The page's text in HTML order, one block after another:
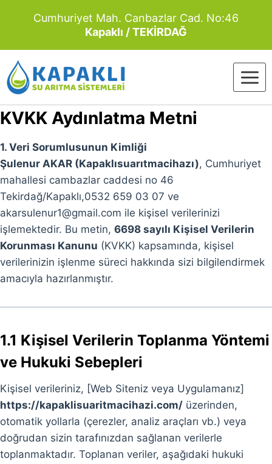
Cumhuriyet Mah. Canbazlar Cad. No:46
Kapaklı / TEKİRDAĞ
KVKK Aydınlatma Metni
1. Veri Sorumlusunun Kimliği
Şulenur AKAR (Kapaklısuarıtmacihazı), Cumhuriyet
mahallesi cambazlar caddesi no 46
Tekirdağ/Kapaklı,0532 659 03 07 ve
akarsulenur1@gmail.com ile kişisel verilerinizi
işlemektedir. Bu metin, 6698 sayılı Kişisel Verilerin
Korunması Kanunu (KVKK) kapsamında, kişisel
verilerinizin işlenme süreci hakkında sizi bilgilendirmek
amacıyla hazırlanmıştır.
1.1 Kişisel Verilerin Toplanma Yöntemi
ve Hukuki Sebepleri
Kişisel verileriniz, [Web Siteniz veya Uygulamanız]
https://kapaklisuaritmacihazi.com/ üzerinden,
otomatik yollarla (çerezler, analiz araçları vb.) veya
doğrudan sizin tarafınızdan sağlanan verilerle
toplanmaktadır. Toplanan veriler, aşağıdaki hukuki